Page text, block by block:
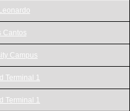
Cantos
Campus
Terminal 1
Terminal 1